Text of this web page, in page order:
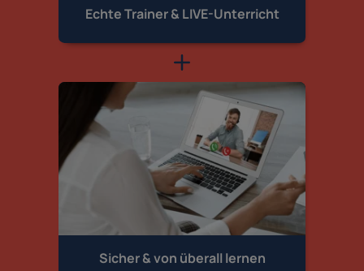
Echte Trainer & LIVE-Unterricht
Sicher & von überall lernen